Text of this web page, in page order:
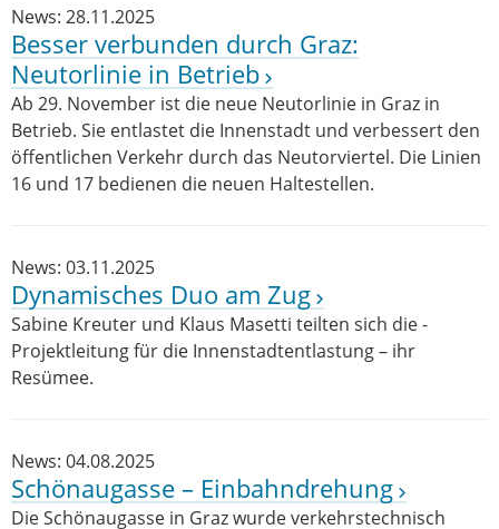
News: 28.11.2025
Besser verbunden durch Graz:
Neutorlinie in Betrieb
Ab 29. November ist die neue Neutorlinie in Graz in
Betrieb. Sie entlastet die Innenstadt und verbessert den
öffentlichen Verkehr durch das Neutorviertel. Die Linien
16 und 17 bedienen die neuen Haltestellen.
News: 03.11.2025
Dynamisches Duo am Zug
Sabine Kreuter und Klaus Masetti teilten sich die ­
Projektleitung für die Innenstadtentlastung – ihr
Resümee.
News: 04.08.2025
Schönaugasse – Einbahndrehung
Die Schönaugasse in Graz wurde verkehrstechnisch